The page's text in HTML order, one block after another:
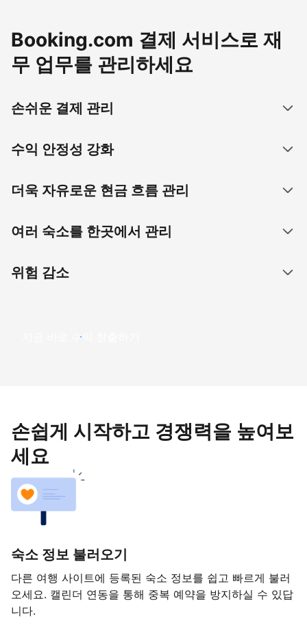
Booking.com 결제 서비스로 재
무 업무를 관리하세요
손쉬운 결제 관리
수익 안정성 강화
더욱 자유로운 현금 흐름 관리
여러 숙소를 한곳에서 관리
위험 감소
지금 바로 수익 창출하기
손쉽게 시작하고 경쟁력을 높여보
세요
숙소 정보 불러오기
다른 여행 사이트에 등록된 숙소 정보를 쉽고 빠르게 불러
오세요. 캘린더 연동을 통해 중복 예약을 방지하실 수 있답
니다.